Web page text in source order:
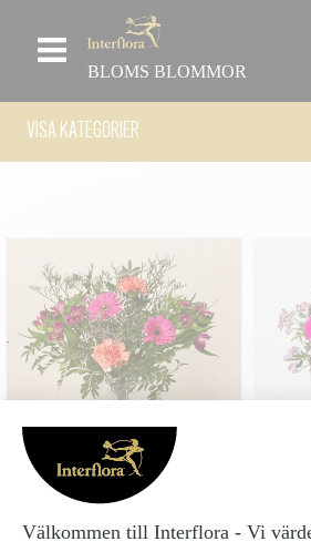
BLOMS BLOMMOR
VISA KATEGORIER
FÄRGFEST